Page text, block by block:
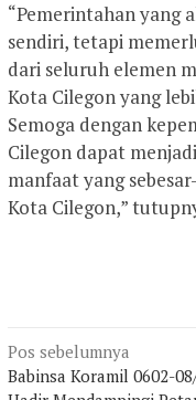
“Pemerintahan yang
sendiri, tetapi
dari seluruh elemen
Kota Cilegon yang
Semoga dengan
Cilegon dapat
manfaat yang
Kota Cilegon,”
Navigasi
pos
Pos sebelumnya
Babinsa Koramil 0602-